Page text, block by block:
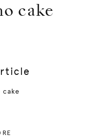
cake
cake